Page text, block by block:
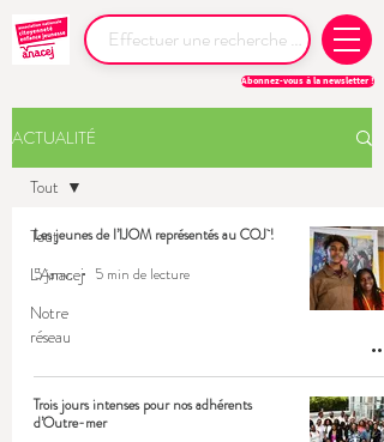
Abonnez-vous à la newsletter !
ACTUALITÉ
Tout
L'Anacej
Notre
réseau
Tout
Les jeunes de l’IJOM représentés au COJ !
5 janv.
5 min de lecture
Trois jours intenses pour nos adhérents
d’Outre-mer